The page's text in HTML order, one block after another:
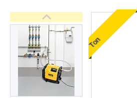
О нас
Отзывы
Доставка и оплата
Топ